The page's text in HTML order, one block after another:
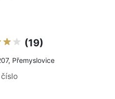
(19)
Přemyslovice